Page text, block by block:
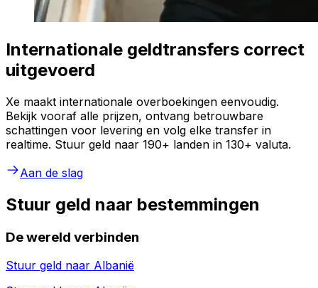
Internationale geldtransfers correct
uitgevoerd
Xe maakt internationale overboekingen eenvoudig.
Bekijk vooraf alle prijzen, ontvang betrouwbare
schattingen voor levering en volg elke transfer in
realtime. Stuur geld naar 190+ landen in 130+ valuta.
Aan de slag
Stuur geld naar bestemmingen
De wereld verbinden
Stuur geld naar Albanië